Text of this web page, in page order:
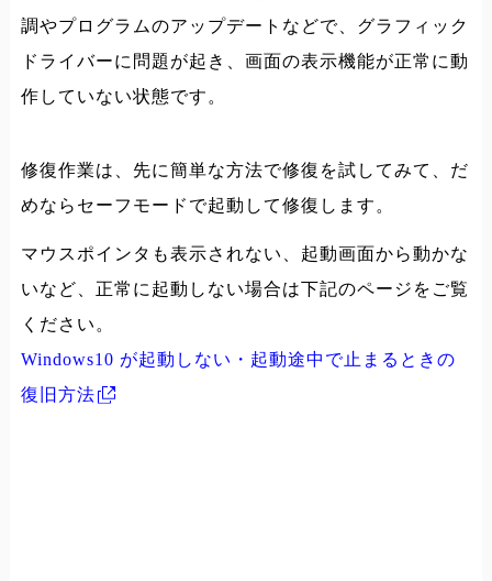
調やプログラムのアップデートなどで、グラフィック
ドライバーに問題が起き、画面の表示機能が正常に動
作していない状態です。
修復作業は、先に簡単な方法で修復を試してみて、だ
めならセーフモードで起動して修復します。
マウスポインタも表示されない、起動画面から動かな
いなど、正常に起動しない場合は下記のページをご覧
ください。
Windows10 が起動しない・起動途中で止まるときの
復旧方法